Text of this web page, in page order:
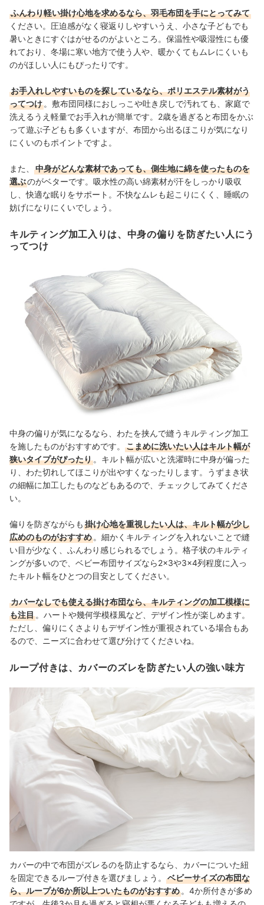
ふんわり軽い掛け心地を求めるなら、羽毛布団を手にとってみて
ください。圧迫感がなく寝返りしやすいうえ、小さな子どもでも
暑いときにすぐはがせるのがよいところ。保温性や吸湿性にも優
れており、冬場に寒い地方で使う人や、暖かくてもムレにくいも
のがほしい人にもぴったりです。
お手入れしやすいものを探しているなら、ポリエステル素材がう
ってつけ 。敷布団同様におしっこや吐き戻しで汚れても、家庭で
洗えるうえ軽量でお手入れが簡単です。2歳を過ぎると布団をかぶ
って遊ぶ子どもも多くいますが、布団から出るほこりが気になり
にくいのもポイントですよ。
また、
中身がどんな素材であっても、側生地に綿を使ったものを
選ぶのがベターです。吸水性の高い綿素材が汗をしっかり吸収
し、快適な眠りをサポート。不快なムレも起こりにくく、睡眠の
妨げになりにくいでしょう。
キルティング加工入りは、中身の偏りを防ぎたい人にう
ってつけ
中身の偏りが気になるなら、わたを挟んで縫うキルティング加工
を施したものがおすすめです。
こまめに洗いたい人はキルト幅が
狭いタイプがぴったり 。キルト幅が広いと洗濯時に中身が偏った
り、わた切れしてほこりが出やすくなったりします。うずまき状
の細幅に加工したものなどもあるので、チェックしてみてくださ
い。
偏りを防ぎながらも 掛け心地を重視したい人は、キルト幅が少し
広めのものがおすすめ 。細かくキルティングを入れないことで縫
い目が少なく、ふんわり感じられるでしょう。格子状のキルティ
ングが多いので、ベビー布団サイズなら2×3や3×4列程度に入っ
たキルト幅をひとつの目安としてください。
カバーなしでも使える掛け布団なら、キルティングの加工模様に
も注目 。ハートや幾何学模様風など、デザイン性が楽しめます。
ただし、偏りにくさよりもデザイン性が重視されている場合もあ
るので、ニーズに合わせて選び分けてくださいね。
ループ付きは、カバーのズレを防ぎたい人の強い味方
カバーの中で布団がズレるのを防止するなら、カバーについた紐
を固定できるループ付きを選びましょう。
ベビーサイズの布団な
ら、ループが6か所以上ついたものがおすすめ 。4か所付きが多め